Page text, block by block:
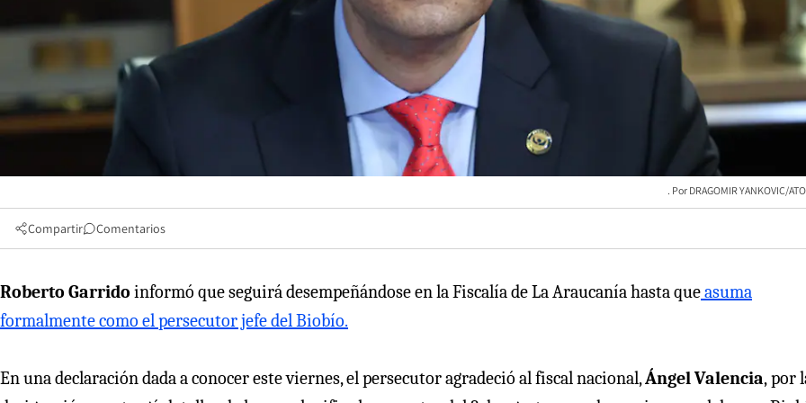
DRAGOMIR YANKOVIC/
Compartir Comentarios
Roberto Garrido informó que seguirá desempeñándose en la Fiscalía de La Araucanía hasta queasuma
formalmente como el persecutor jefe del Biobío.
En una declaración dada a conocer este viernes, el persecutor agradeció al fiscal nacional,Ángel Valencia,por